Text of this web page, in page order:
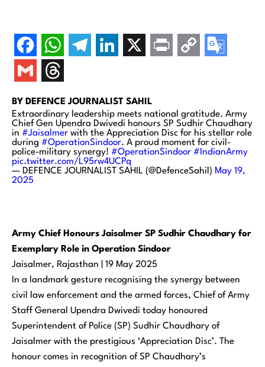
BY DEFENCE JOURNALIST SAHIL
Extraordinary leadership meets national gratitude. Army
Chief Gen Upendra Dwivedi honours SP Sudhir Chaudhary
in #Jaisalmer with the Appreciation Disc for his stellar role
during #OperationSindoor. A proud moment for civil-
police-military synergy! #OperationSindoor #IndianArmy
pic.twitter.com/L95rw4UCPq
— DEFENCE JOURNALIST SAHIL (@DefenceSahil) May 19,
2025
Army Chief Honours Jaisalmer SP Sudhir Chaudhary for
Exemplary Role in Operation Sindoor
Jaisalmer, Rajasthan | 19 May 2025
In a landmark gesture recognising the synergy between
civil law enforcement and the armed forces, Chief of Army
Staff General Upendra Dwivedi today honoured
Superintendent of Police (SP) Sudhir Chaudhary of
Jaisalmer with the prestigious ‘Appreciation Disc’. The
honour comes in recognition of SP Chaudhary’s